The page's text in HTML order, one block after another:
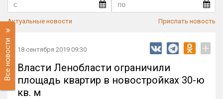
Актуальные новости Прислать новость
Все новости 18 сентября 2019 09:30 +
Власти Ленобласти ограничили
площадь квартир в новостройках 30-ю
кв. м